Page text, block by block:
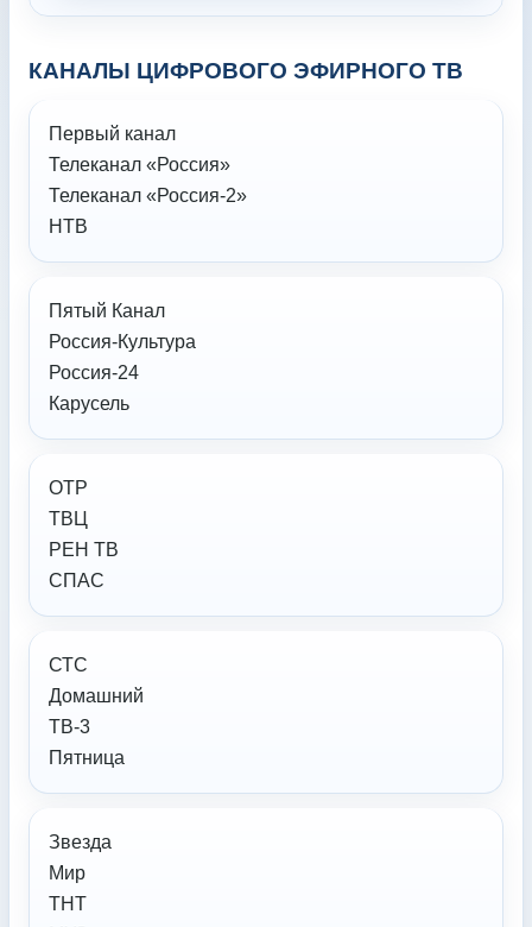
КАНАЛЫ ЦИФРОВОГО ЭФИРНОГО ТВ
Первый канал
Телеканал «Россия»
Телеканал «Россия-2»
НТВ
Пятый Канал
Россия-Культура
Россия-24
Карусель
ОТР
ТВЦ
РЕН ТВ
СПАС
СТС
Домашний
ТВ-3
Пятница
Звезда
Мир
ТНТ